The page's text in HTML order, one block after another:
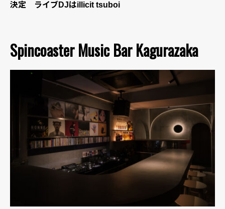
決定 ライブDJはillicit tsuboi
Spincoaster Music Bar Kagurazaka